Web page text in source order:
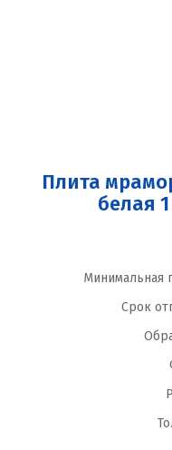
Плита
белая
Минимальная
Срок